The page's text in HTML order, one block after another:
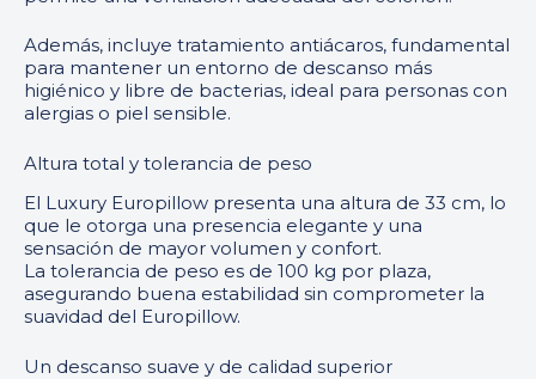
Además, incluye tratamiento antiácaros, fundamental
para mantener un entorno de descanso más
higiénico y libre de bacterias, ideal para personas con
alergias o piel sensible.
Altura total y tolerancia de peso
El Luxury Europillow presenta una altura de 33 cm, lo
que le otorga una presencia elegante y una
sensación de mayor volumen y confort.
La tolerancia de peso es de 100 kg por plaza,
asegurando buena estabilidad sin comprometer la
suavidad del Europillow.
Un descanso suave y de calidad superior